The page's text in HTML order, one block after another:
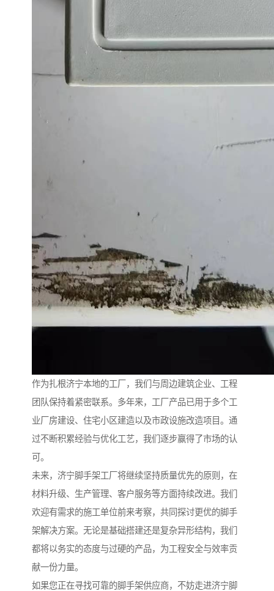
作为扎根济宁本地的工厂，我们与周边建筑企业、工程
团队保持着紧密联系。多年来，工厂产品已用于多个工
业厂房建设、住宅小区建造以及市政设施改造项目。通
过不断积累经验与优化工艺，我们逐步赢得了市场的认
可。
未来，济宁脚手架工厂将继续坚持质量优先的原则，在
材料升级、生产管理、客户服务等方面持续改进。我们
欢迎有需求的施工单位前来考察，共同探讨更优的脚手
架解决方案。无论是基础搭建还是复杂异形结构，我们
都将以务实的态度与过硬的产品，为工程安全与效率贡
献一份力量。
如果您正在寻找可靠的脚手架供应商，不妨走进济宁脚